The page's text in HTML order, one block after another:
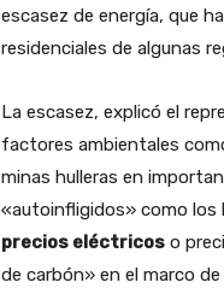
escasez de energía, que
residenciales de algunas
La escasez, explicó el
factores ambientales
minas hulleras en
«autoinfligidos» como los
precios eléctricoso
de carbón» en el marco